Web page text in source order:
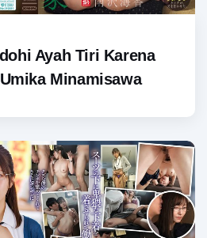
Ayah Tiri Karena
Minamisawa